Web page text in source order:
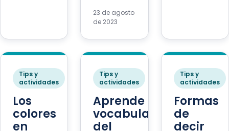
23 de agosto
de 2023
Tips y
actividades
Los
colores
en
Tips y
actividades
Aprende
vocabulario
del
Tips y
actividades
Formas
de
decir